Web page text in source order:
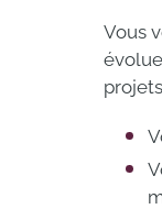
Vous